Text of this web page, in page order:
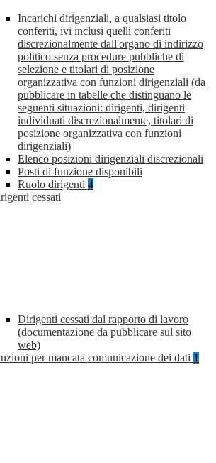
Incarichi dirigenziali, a qualsiasi titolo
conferiti, ivi inclusi quelli conferiti
discrezionalmente dall'organo di indirizzo
politico senza procedure pubbliche di
selezione e titolari di posizione
organizzativa con funzioni dirigenziali (da
pubblicare in tabelle che distinguano le
seguenti situazioni: dirigenti, dirigenti
individuati discrezionalmente, titolari di
posizione organizzativa con funzioni
dirigenziali)
Elenco posizioni dirigenziali discrezionali
Posti di funzione disponibili
Ruolo dirigenti 4
cessati
Dirigenti cessati dal rapporto di lavoro
(documentazione da pubblicare sul sito
web)
per mancata comunicazione dei dati 1